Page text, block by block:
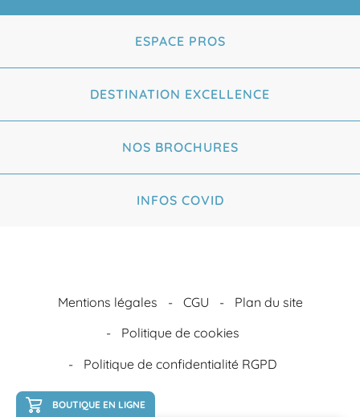
BOUTIQUE EN LIGNE
ESPACE PROS
DESTINATION EXCELLENCE
NOS BROCHURES
INFOS COVID
Mentions légales CGU
Plan du site
Politique de cookies
Politique de confidentialité RGPD